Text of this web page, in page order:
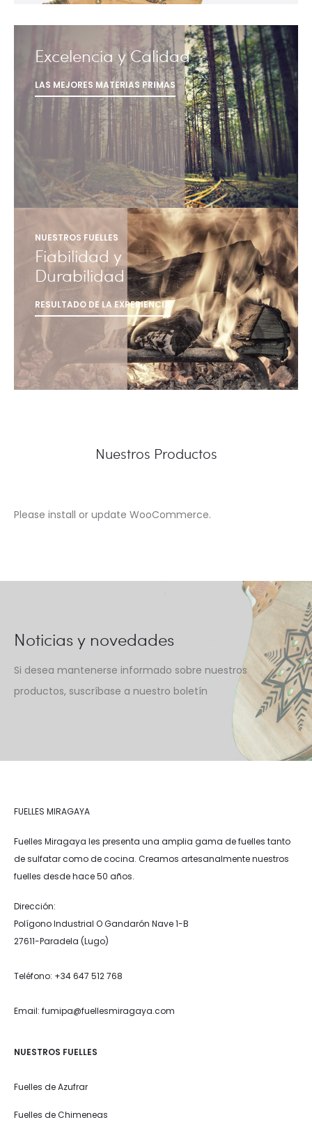
Excelencia y Calidad
LAS MEJORES MATERIAS PRIMAS
NUESTROS FUELLES
Fiabilidad y
Durabilidad
RESULTADO DE LA EXPERIENCIA
Nuestros Productos
Please install or update WooCommerce.
Noticias y novedades
Si desea mantenerse informado sobre nuestros
productos, suscríbase a nuestro boletín
FUELLES MIRAGAYA
Fuelles Miragaya les presenta una amplia gama de fuelles tanto
de sulfatar como de cocina. Creamos artesanalmente nuestros
fuelles desde hace 50 años.
Dirección:
Polígono Industrial O Gandarón Nave 1-B
27611-Paradela (Lugo)
Teléfono: +34 647 512 768
Email: fumipa@fuellesmiragaya.com
NUESTROS FUELLES
Fuelles de Azufrar
Fuelles de Chimeneas